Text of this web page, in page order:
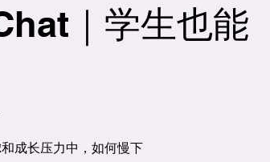
｜学生也能
成长压力中，如何慢下